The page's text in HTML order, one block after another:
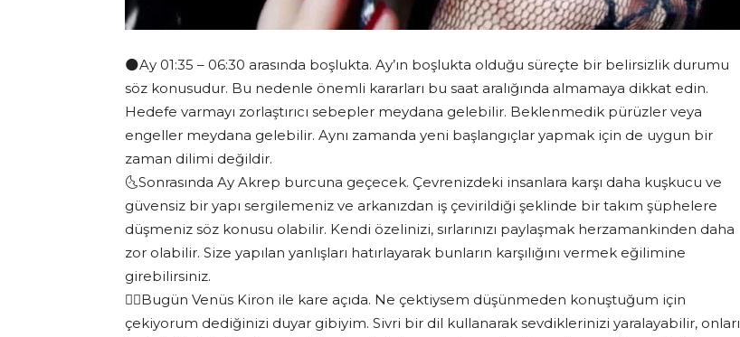
🌑Ay 01:35 – 06:30 arasında boşlukta. Ay’ın boşlukta olduğu süreçte bir belirsizlik durumu
söz konusudur. Bu nedenle önemli kararları bu saat aralığında almamaya dikkat edin.
Hedefe varmayı zorlaştırıcı sebepler meydana gelebilir. Beklenmedik pürüzler veya
engeller meydana gelebilir. Aynı zamanda yeni başlangıçlar yapmak için de uygun bir
zaman dilimi değildir.
🌜Sonrasında Ay Akrep burcuna geçecek. Çevrenizdeki insanlara karşı daha kuşkucu ve
güvensiz bir yapı sergilemeniz ve arkanızdan iş çevirildiği şeklinde bir takım şüphelere
düşmeniz söz konusu olabilir. Kendi özelinizi, sırlarınızı paylaşmak herzamankinden daha
zor olabilir. Size yapılan yanlışları hatırlayarak bunların karşılığını vermek eğilimine
girebilirsiniz.
❤️‍🔥Bugün Venüs Kiron ile kare açıda. Ne çektiysem düşünmeden konuştuğum için
çekiyorum dediğinizi duyar gibiyim. Sivri bir dil kullanarak sevdiklerinizi yaralayabilir, onları